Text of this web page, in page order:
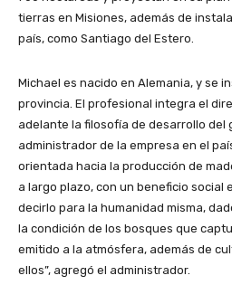
tierras en Misiones, además de
país, como Santiago del Estero.
Michael es nacido en Alemania, y se
provincia. El profesional integra el
adelante la filosofía de desarrollo del
administrador de la empresa en el
orientada hacia la producción de
a largo plazo, con un beneficio social
decirlo para la humanidad misma,
la condición de los bosques que
emitido a la atmósfera, además de
ellos”, agregó el administrador.